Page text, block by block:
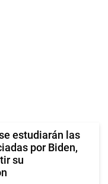
estudiarán las
por Biden,
su